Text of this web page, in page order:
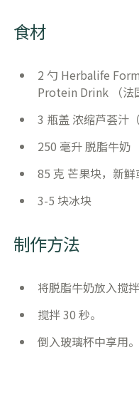
食材
2 勺 Herbalife
Protein Drink （法
3 瓶盖 浓缩芦荟汁
250 毫升 脱脂牛奶
85 克 芒果块，新鲜
3-5 块冰块
制作方法
将脱脂牛奶放入搅
搅拌 30 秒。
倒入玻璃杯中享用。